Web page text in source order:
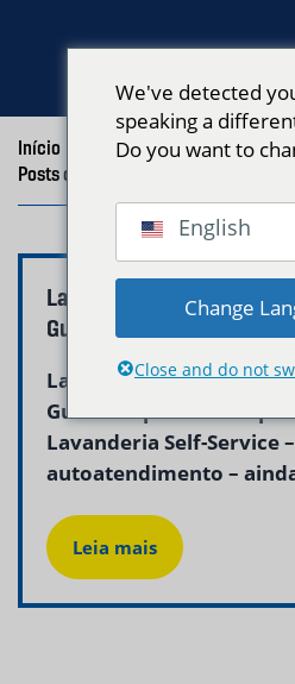
Início
/
Posts com a tag "lavanderia
Lavanderia Self-Service
Guia Completo na Neptune
Lavanderia Self-Service
Guia Completo na
Lavanderia Self-Service
autoatendimento –
Leia mais
We've detected
speaking a
Do you want to
English
Change
Close and do not